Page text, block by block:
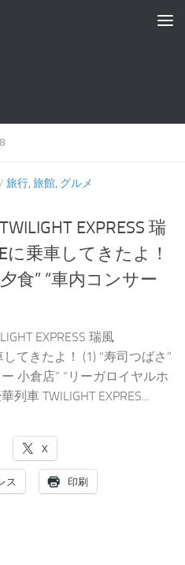
/ 旅行, 旅館, グルメ
EXPRESS 瑞
に乗車してきたよ！
食” “車内コンサー
EXPRESS 瑞風
してきたよ！ (1) “寿司つばさ”
小倉店” “リーガロイヤルホ
列車 TWILIGHT EXPRES...
X
ス 印刷